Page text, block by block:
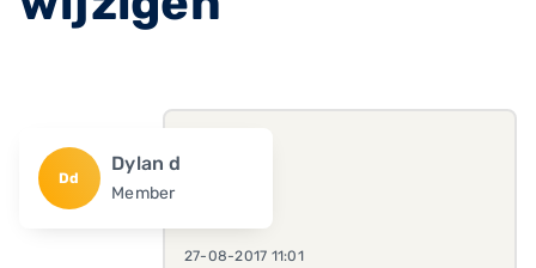
Dd
Dylan d
Member
27-08-2017 11:01